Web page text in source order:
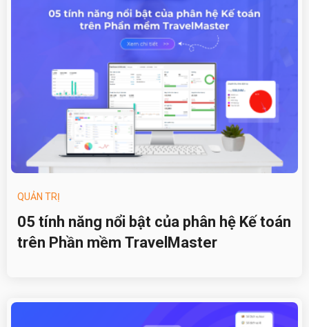
QUẢN TRỊ
05 tính năng nổi bật của phân hệ Kế toán
trên Phần mềm TravelMaster